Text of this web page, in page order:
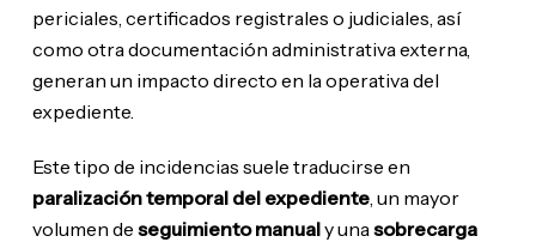
periciales, certificados registrales o judiciales, así
como otra documentación administrativa externa,
generan un impacto directo en la operativa del
expediente.
Este tipo de incidencias suele traducirse en
paralización temporal del expediente, un mayor
volumen de seguimiento manualy unasobrecarga